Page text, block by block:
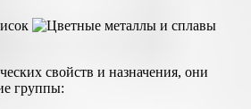
свойств и назначения, они
группы: